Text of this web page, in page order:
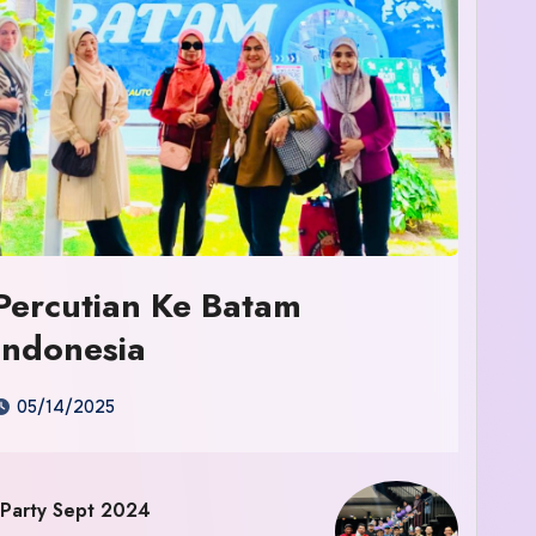
Ke Batam
05/14/2025
Sept 2024